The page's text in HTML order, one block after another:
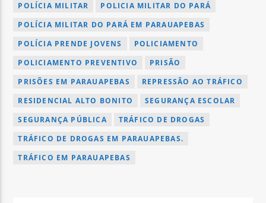
POLÍCIA MILITAR
POLICIA MILITAR DO PARÁ
POLÍCIA MILITAR DO PARÁ EM PARAUAPEBAS
POLÍCIA PRENDE JOVENS
POLICIAMENTO
POLICIAMENTO PREVENTIVO
PRISÃO
PRISÕES EM PARAUAPEBAS
REPRESSÃO AO TRÁFICO
RESIDENCIAL ALTO BONITO
SEGURANÇA ESCOLAR
SEGURANÇA PÚBLICA
TRÁFICO DE DROGAS
TRÁFICO DE DROGAS EM PARAUAPEBAS.
TRÁFICO EM PARAUAPEBAS